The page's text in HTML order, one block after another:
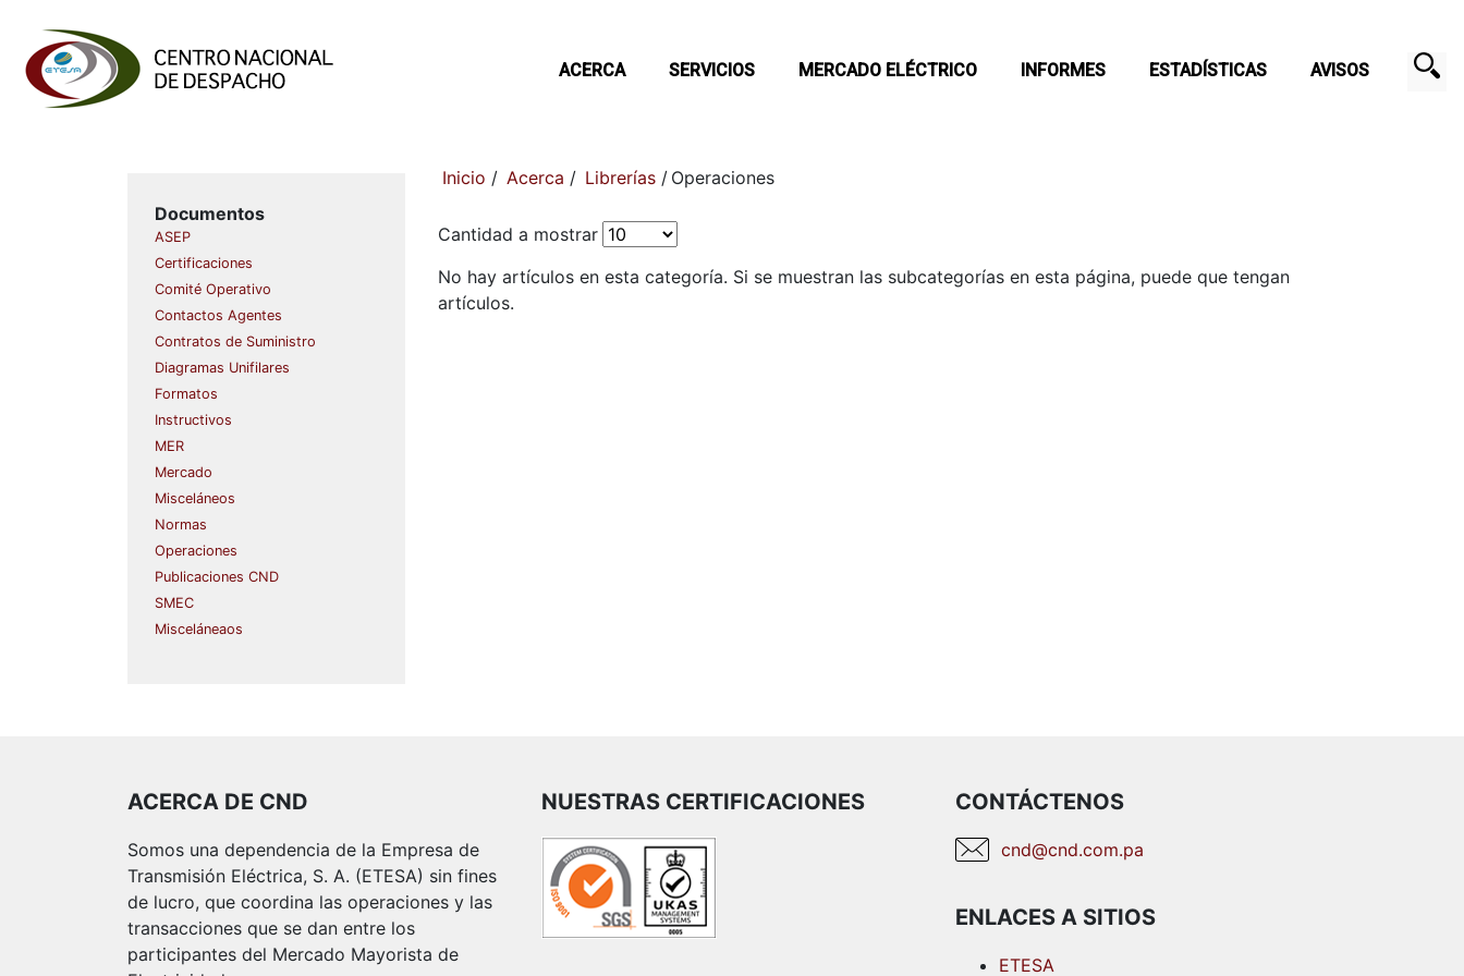
ACERCA SERVICIOS MERCADO ELÉCTRICO INFORMES ESTADÍSTICAS AVISOS
Documentos
ASEP
Certificaciones
Comité Operativo
Contactos Agentes
Contratos de Suministro
Diagramas Unifilares
Formatos
Instructivos
MER
Mercado
Misceláneos
Normas
Operaciones
Publicaciones CND
SMEC
Misceláneaos
Inicio / Acerca / Librerías / Operaciones
Cantidad a mostrar
No hay artículos en esta categoría. Si se muestran las subcategorías en esta página, puede que tengan
artículos.
ACERCA DE CND
Somos una dependencia de la Empresa de
Transmisión Eléctrica, S. A. (ETESA) sin fines
de lucro, que coordina las operaciones y las
transacciones que se dan entre los
participantes del Mercado Mayorista de
NUESTRAS CERTIFICACIONES CONTÁCTENOS
cnd@cnd.com.pa
ENLACES A SITIOS
ETESA